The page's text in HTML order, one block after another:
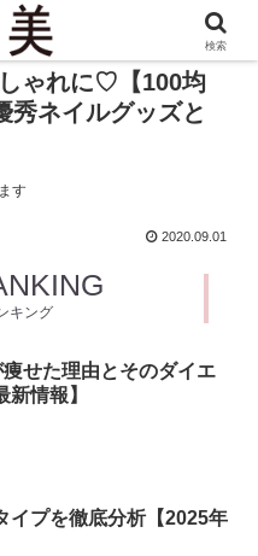
ゃれに♡【100均
秀ネイルグッズと
す
2020.09.01
キング
痩せた理由とそのダイエ
新情報】
イプを徹底分析【2025年
検索